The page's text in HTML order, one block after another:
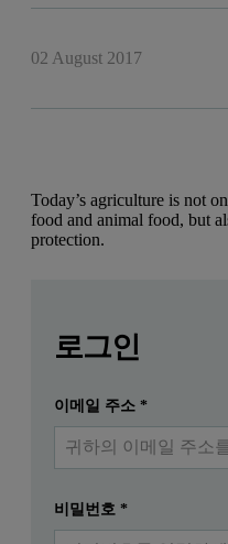
02 August 2017
Today’s agriculture is not
food and animal food, but
protection.
In the context of this
제출하다
로그인
이메일 주소 *
비밀번호 *